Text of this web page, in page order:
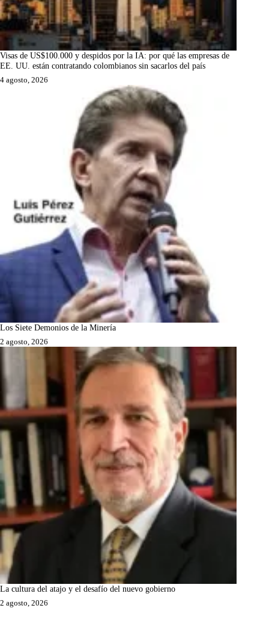
Visas de US$100.000 y despidos por la IA: por qué las empresas de
EE. UU. están contratando colombianos sin sacarlos del país
4 agosto, 2026
Los Siete Demonios de la Minería
2 agosto, 2026
La cultura del atajo y el desafío del nuevo gobierno
2 agosto, 2026